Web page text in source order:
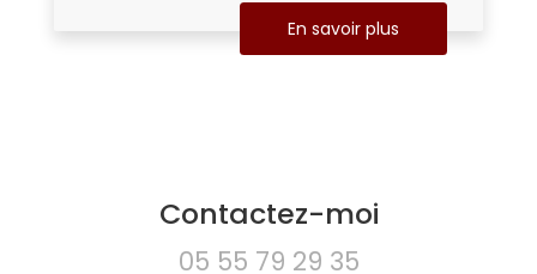
En savoir plus
Contactez-moi
05 55 79 29 35